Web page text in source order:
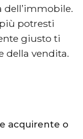
dell’immobile.
potresti
giusto ti
della vendita.
acquirente o